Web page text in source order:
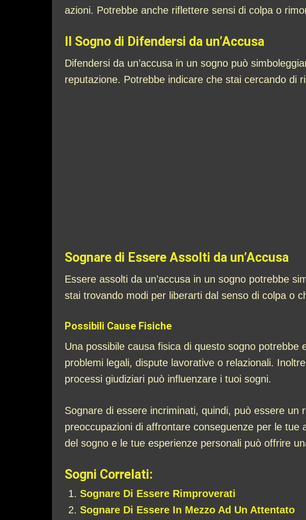
azioni. Potrebbe anche riflettere sensi di colpa o
Il Sogno di Difendersi da un’Accusa
Difendersi da un’accusa in un sogno può
reputazione. Potrebbe indicare che stai cercando di
Sognare di Essere Assolti da un’Accusa
Essere assolti da un’accusa in un sogno potrebbe
stai trovando modi per liberarti dal senso di colpa o
Possibili Cause Fisiche
Una possibile causa fisica di questo sogno
problemi legali, dispute lavorative o relazionali.
processi giudiziari può influenzare i tuoi sogni.
Sognare di essere incriminati, quindi, può essere
preoccupazioni di affrontare conseguenze per le
del sogno e le tue esperienze personali può offrire
Sogni Correlati:
Sognare Di Essere Rimproverati
Sognare Di Essere In Mezzo Ad Un Attentato